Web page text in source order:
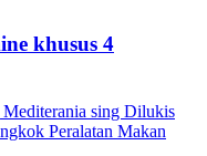
khusus 4